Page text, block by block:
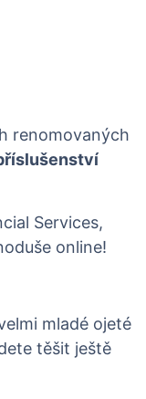
renomovaných
Services,
online!
mladé ojeté
těšit ještě